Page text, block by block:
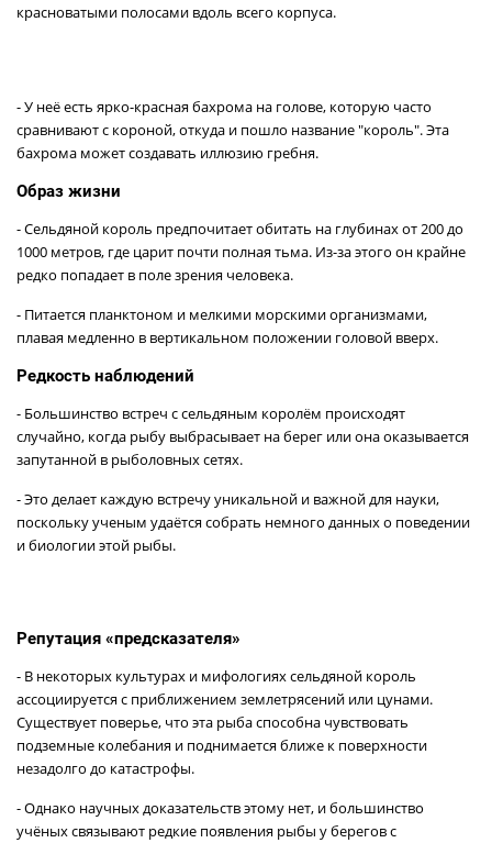
красноватыми полосами вдоль всего корпуса.
- У неё есть ярко-красная бахрома на голове, которую часто
сравнивают с короной, откуда и пошло название "король". Эта
бахрома может создавать иллюзию гребня.
Образ жизни
- Сельдяной король предпочитает обитать на глубинах от 200 до
1000 метров, где царит почти полная тьма. Из-за этого он крайне
редко попадает в поле зрения человека.
- Питается планктоном и мелкими морскими организмами,
плавая медленно в вертикальном положении головой вверх.
Редкость наблюдений
- Большинство встреч с сельдяным королём происходят
случайно, когда рыбу выбрасывает на берег или она оказывается
запутанной в рыболовных сетях.
- Это делает каждую встречу уникальной и важной для науки,
поскольку ученым удаётся собрать немного данных о поведении
и биологии этой рыбы.
Репутация «предсказателя»
- В некоторых культурах и мифологиях сельдяной король
ассоциируется с приближением землетрясений или цунами.
Существует поверье, что эта рыба способна чувствовать
подземные колебания и поднимается ближе к поверхности
незадолго до катастрофы.
- Однако научных доказательств этому нет, и большинство
учёных связывают редкие появления рыбы у берегов с